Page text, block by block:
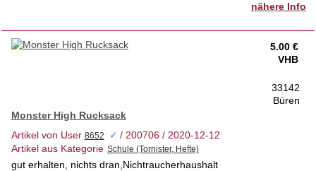
nähere Info
5.00 €
VHB
33142
Büren
Monster High Rucksack
Artikel von User
✓ / 200706 / 2020-12-12
Artikel aus Kategorie
gut erhalten, nichts dran,Nichtraucherhaushalt